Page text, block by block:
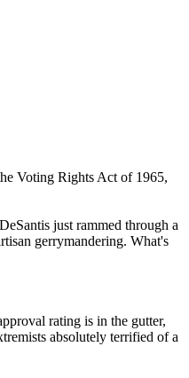
Voting Rights Act of 1965,
just rammed through a
gerrymandering. What's
rating is in the gutter,
absolutely terrified of a